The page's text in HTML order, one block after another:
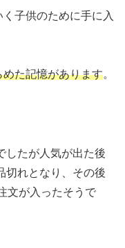
子供のために手に入
た記憶があります。
たが人気が出た後
切れとなり、その後
文が入ったそうで